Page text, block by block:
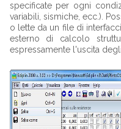
specificate per ogni
variabili, sismiche, ecc.).
o lette da un file di
esterno di calcolo
espressamente l'uscita